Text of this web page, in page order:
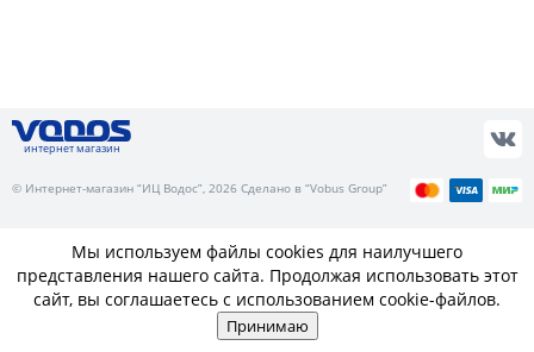
интернет магазин
© Интернет-магазин “ИЦ Водос”, 2026 Сделано в “Vobus Group”
Мы используем файлы cookies для наилучшего
представления нашего сайта. Продолжая использовать этот
сайт, вы соглашаетесь с использованием cookie-файлов.
Принимаю